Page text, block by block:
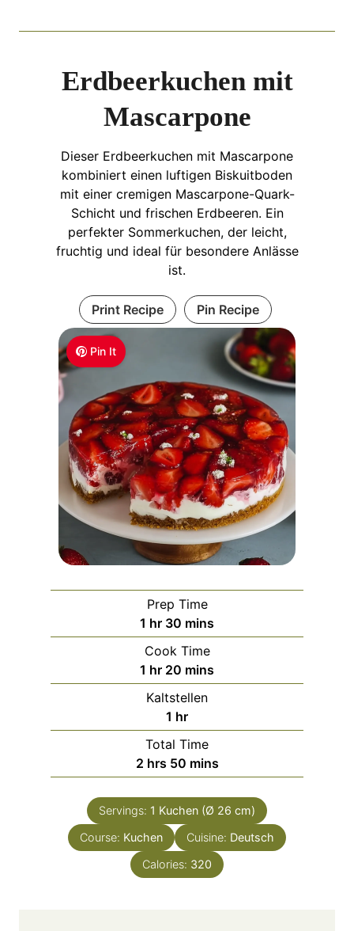
Pin It
Erdbeerkuchen mit
Mascarpone
Dieser Erdbeerkuchen mit Mascarpone
kombiniert einen luftigen Biskuitboden
mit einer cremigen Mascarpone-Quark-
Schicht und frischen Erdbeeren. Ein
perfekter Sommerkuchen, der leicht,
fruchtig und ideal für besondere Anlässe
ist.
Print Recipe Pin Recipe
Prep Time
1 h
o
u
hr 30 m
i
n
u
t
e
s
mins
Cook Time
1 h
o
u
hr 20 m
i
n
u
t
e
s
mins
Kaltstellen
1 h
o
u
r
hr
Total Time
2h
o
u
r
s
hrs 50m
i
n
u
t
e
s
mins
Servings: 1 Kuchen (Ø 26 cm)
Course: Kuchen Cuisine: Deutsch
Calories: 320